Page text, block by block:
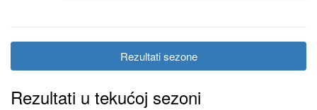
Rezultati sezone
Rezultati u tekućoj sezoni